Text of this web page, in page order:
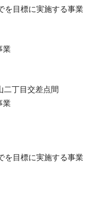
目標に実施する事業
業
二丁目交差点間
業
目標に実施する事業